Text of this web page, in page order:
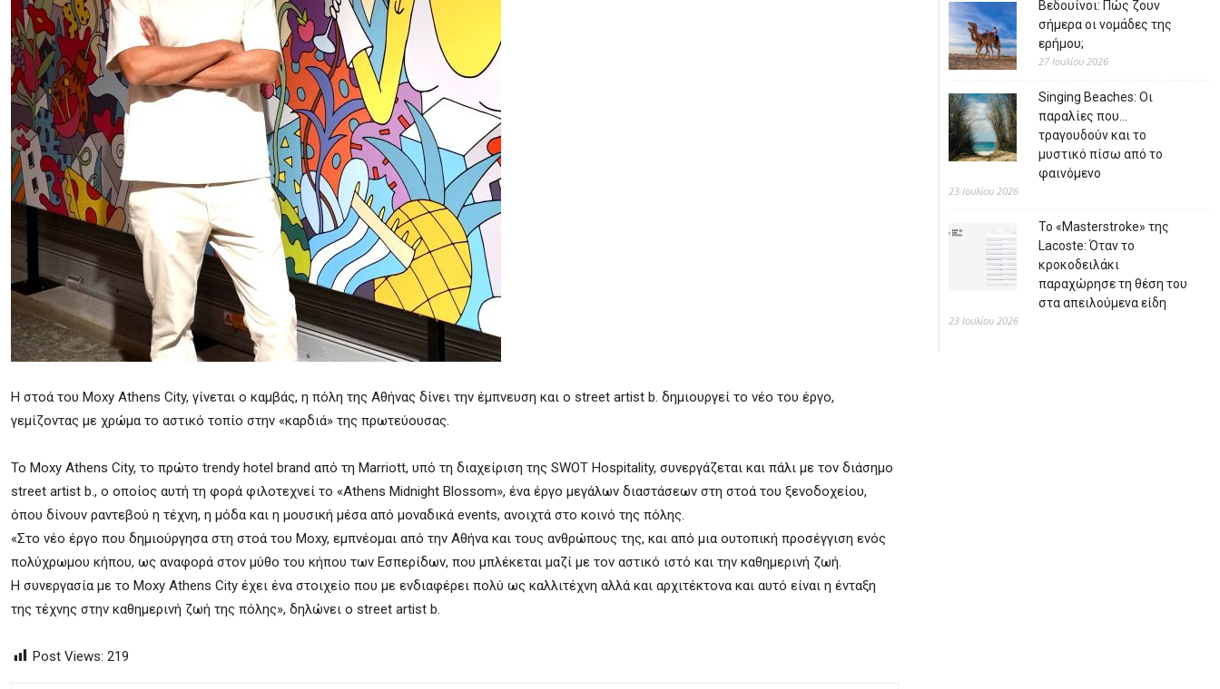
Η στοά του Moxy Athens City, γίνεται ο καμβάς, η πόλη της Αθήνας δίνει την έμπνευση και ο street artist b. δημιουργεί το νέο του έργο,
γεμίζοντας με χρώμα το αστικό τοπίο στην «καρδιά» της πρωτεύουσας.
Το Moxy Athens City, το πρώτο trendy hotel brand από τη Marriott, υπό τη διαχείριση της SWOT Hospitality, συνεργάζεται και πάλι με τον διάσημο
street artist b., ο οποίος αυτή τη φορά φιλοτεχνεί το «Athens Midnight Blossom», ένα έργο μεγάλων διαστάσεων στη στοά του ξενοδοχείου,
όπου δίνουν ραντεβού η τέχνη, η μόδα και η μουσική μέσα από μοναδικά events, ανοιχτά στο κοινό της πόλης.
«Στο νέο έργο που δημιούργησα στη στοά του Moxy, εμπνέομαι από την Αθήνα και τους ανθρώπους της, και από μια ουτοπική προσέγγιση ενός
πολύχρωμου κήπου, ως αναφορά στον μύθο του κήπου των Εσπερίδων, που μπλέκεται μαζί με τον αστικό ιστό και την καθημερινή ζωή.
Η συνεργασία με το Moxy Athens City έχει ένα στοιχείο που με ενδιαφέρει πολύ ως καλλιτέχνη αλλά και αρχιτέκτονα και αυτό είναι η ένταξη
της τέχνης στην καθημερινή ζωή της πόλης», δηλώνει ο street artist b.
Post Views: 219
Βεδουίνοι: Πώς ζουν
σήμερα οι νομάδες της
ερήμου;
27 Ιουλίου 2026
Singing Beaches: Οι
παραλίες που…
τραγουδούν και το
μυστικό πίσω από το
φαινόμενο
23 Ιουλίου 2026
Το «Masterstroke» της
Lacoste: Όταν το
κροκοδειλάκι
παραχώρησε τη θέση του
στα απειλούμενα είδη
23 Ιουλίου 2026